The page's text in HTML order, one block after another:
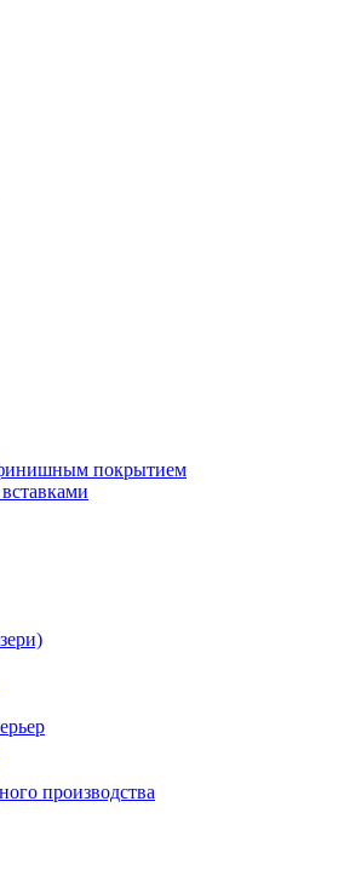
покрытием
производства